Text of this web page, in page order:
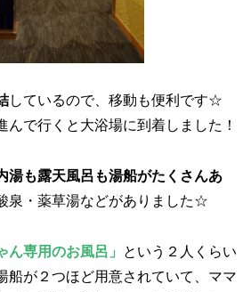
しているので、移動も便利です☆
んで行くと大浴場に到着しました！
湯も露天風呂も湯船がたくさんあ
泉・薬草湯などがありました☆
ん専用のお風呂」
という２人くらい
船が２つほど用意されていて、ママ